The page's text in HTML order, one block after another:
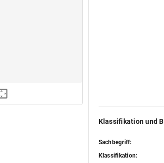
Klassifikation und
Sachbegriff:
Klassifikation: